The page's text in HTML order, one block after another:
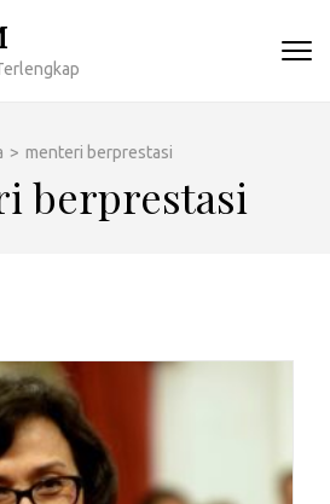
> menteri berprestasi
berprestasi